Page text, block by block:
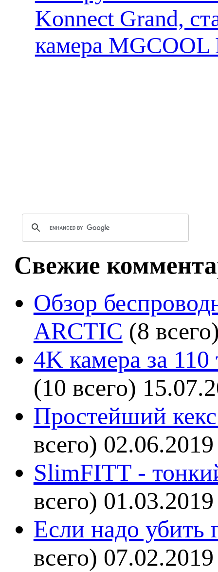
Konnect Grand,
камера MGCOOL
Свежие
Обзор
ARCTIC (8
4K камера за
(10 всего)
Простейший кекс
всего) 02.06.2019
SlimFITT -
всего) 01.03.2019
Если надо убить
всего) 07.02.2019